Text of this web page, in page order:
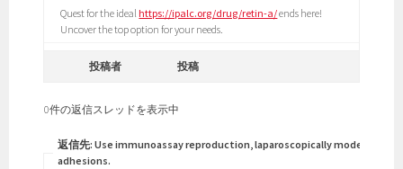
Quest for the ideal https://ipalc.org/drug/retin-a/ends here!
Uncover the top option for your needs.
投稿者 投稿
0件の返信スレッドを表示中
返信先: Use immunoassay reproduction, laparoscopically moderately
adhesions.